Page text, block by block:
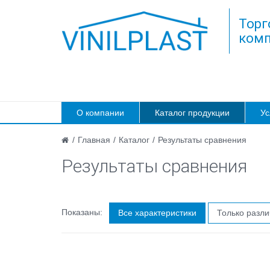
О компании Каталог продукции
/ Главная / Каталог / Результаты сравнения
Результаты сравнения
Показаны: Все характеристики Только